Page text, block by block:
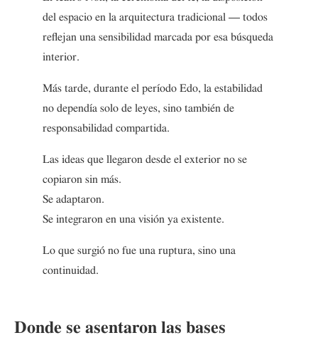
del espacio en la arquitectura tradicional — todos
reflejan una sensibilidad marcada por esa búsqueda
interior.
Más tarde, durante el período Edo, la estabilidad
no dependía solo de leyes, sino también de
responsabilidad compartida.
Las ideas que llegaron desde el exterior no se
copiaron sin más.
Se adaptaron.
Se integraron en una visión ya existente.
Lo que surgió no fue una ruptura, sino una
continuidad.
Donde se asentaron las bases